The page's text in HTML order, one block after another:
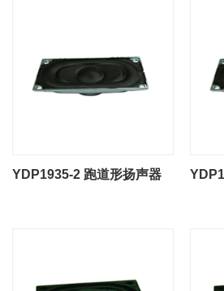
YDP1935-2 跑道形扬声器